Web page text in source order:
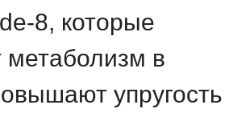
8, которые
в
упругость